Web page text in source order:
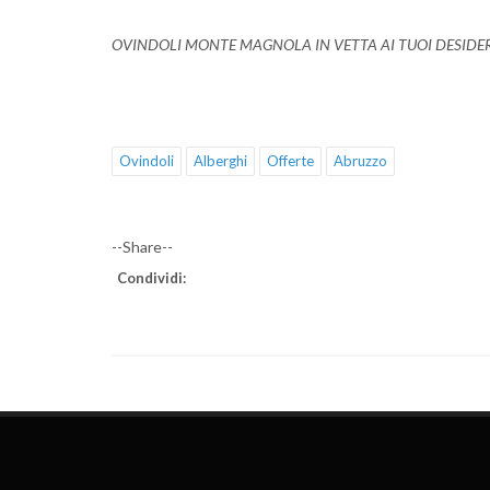
OVINDOLI MONTE MAGNOLA IN VETTA AI TUOI
Ovindoli Alberghi Offerte Abruzzo
--Share--
Condividi: